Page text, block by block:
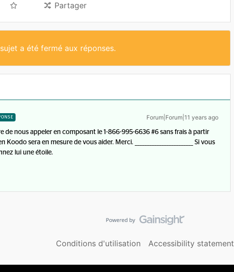
Partager
a été fermé aux réponses.
Forum|Forum|11 years ago
de nous appeler en composant le 1-866-995-6636 #6 sans frais à partir
sera en mesure de vous aider. Merci. ________________________ Si vous
lui une étoile.
Conditions d'utilisation Accessibility statement